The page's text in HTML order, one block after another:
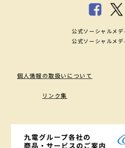
個人情報の取扱いについて
リンク集
公式ソーシャルメデ
公式ソーシャルメ